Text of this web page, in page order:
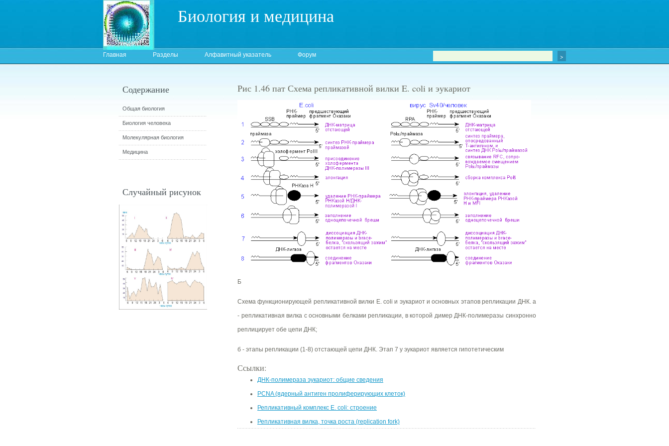
Биология и медицина
Главная Разделы Алфавитный указатель Форум
Рис 1.46 пат Схема репликативной вилки E. coli и эукариот
Б
Схема функционирующей репликативной вилки E. coli и эукариот и основных этапов репликации ДНК. а
- репликативная вилка с основными белками репликации, в которой димер ДНК-полимеразы синхронно
реплицирует обе цепи ДНК;
б - этапы репликации (1-8) отстающей цепи ДНК. Этап 7 у эукариот является гипотетическим
Ссылки:
ДНК-полимераза эукариот: общие сведения
PCNA (ядерный антиген пролиферирующих клеток)
Репликативный комплекс E. coli: строение
Репликативная вилка, точка роста (replication fork)
Содержание
Общая биология
Биология человека
Молекулярная биология
Медицина
Случайный рисунок